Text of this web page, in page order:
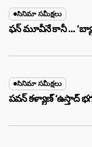
సినిమా సమీక్షలు
ఫన్ మూవీనే కానీ …
సినిమా సమీక్షలు
పవన్ కళ్యాణ్ ‘ఉస్తాద్